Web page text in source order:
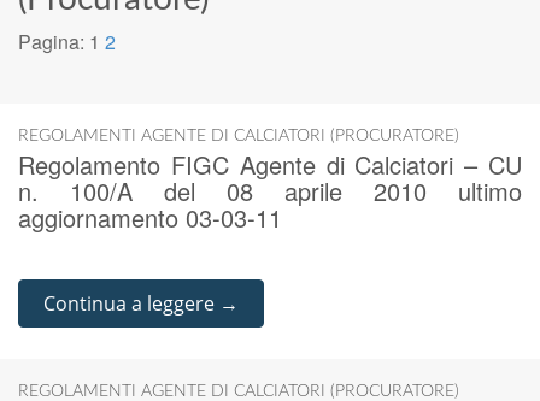
Pagina: 1 2
REGOLAMENTI AGENTE DI CALCIATORI (PROCURATORE)
Regolamento FIGC Agente di Calciatori – CU
n. 100/A del 08 aprile 2010 ultimo
aggiornamento 03-03-11
Continua a leggere →
REGOLAMENTI AGENTE DI CALCIATORI (PROCURATORE)